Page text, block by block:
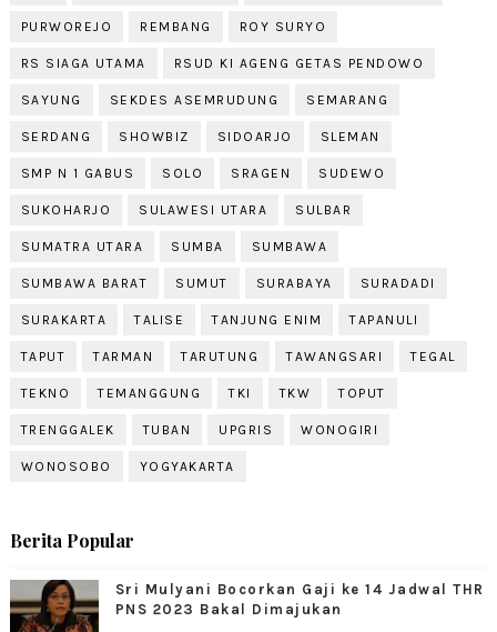
PURWOREJO REMBANG ROY SURYO
RS SIAGA UTAMA RSUD KI AGENG GETAS PENDOWO
SAYUNG SEKDES ASEMRUDUNG SEMARANG
SERDANG SHOWBIZ SIDOARJO SLEMAN
SMP N 1 GABUS SOLO SRAGEN SUDEWO
SUKOHARJO SULAWESI UTARA SULBAR
SUMATRA UTARA SUMBA SUMBAWA
SUMBAWA BARAT SUMUT SURABAYA SURADADI
SURAKARTA TALISE TANJUNG ENIM TAPANULI
TAPUT TARMAN TARUTUNG TAWANGSARI TEGAL
TEKNO TEMANGGUNG TKI TKW TOPUT
TRENGGALEK TUBAN UPGRIS WONOGIRI
WONOSOBO YOGYAKARTA
Berita Popular
Sri Mulyani Bocorkan Gaji ke 14 Jadwal THR
PNS 2023 Bakal Dimajukan